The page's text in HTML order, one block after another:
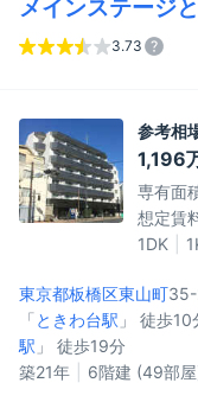
メインステージ
3.73
参考相
1,196
専有面
想定賃
1DK
東京都板橋区東山町
「ときわ台駅 」 徒歩
駅 」 徒歩19分
築21年
6階建 (49部